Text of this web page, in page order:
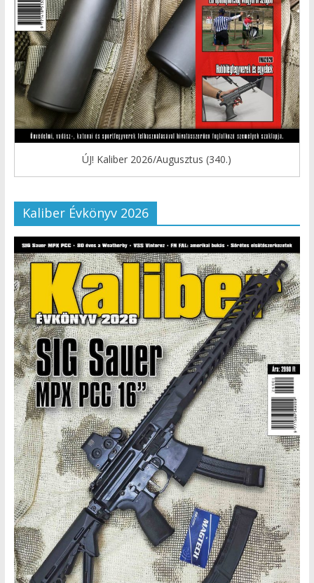
ÚJ! Kaliber 2026/Augusztus (340.)
Kaliber Évkönyv 2026